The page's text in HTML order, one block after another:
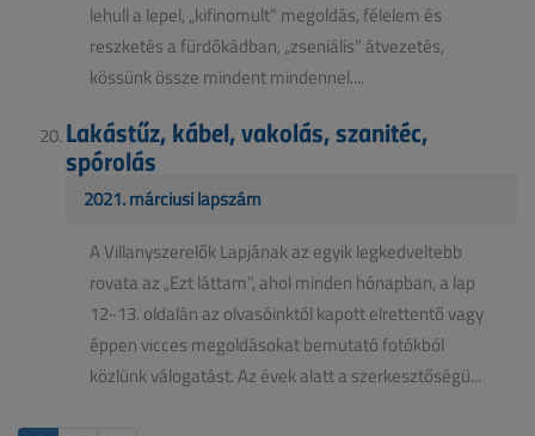
lehull a lepel, „kifinomult” megoldás, félelem és
reszketés a fürdőkádban, „zseniális” átvezetés,
kössünk össze mindent mindennel....
Lakástűz, kábel, vakolás, szanitéc,
spórolás
2021. márciusi lapszám
A Villanyszerelők Lapjának az egyik legkedveltebb
rovata az „Ezt láttam”, ahol minden hónapban, a lap
12-13. oldalán az olvasóinktól kapott elrettentő vagy
éppen vicces megoldásokat bemutató fotókból
közlünk válogatást. Az évek alatt a szerkesztőségü...